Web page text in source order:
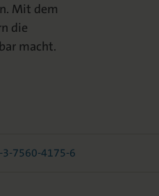
Mit dem
die
macht.
7560-4175-6